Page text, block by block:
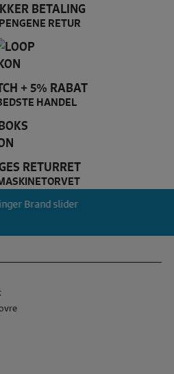
BETALING
RETUR
+ 5% RABAT
HANDEL
RETURRET